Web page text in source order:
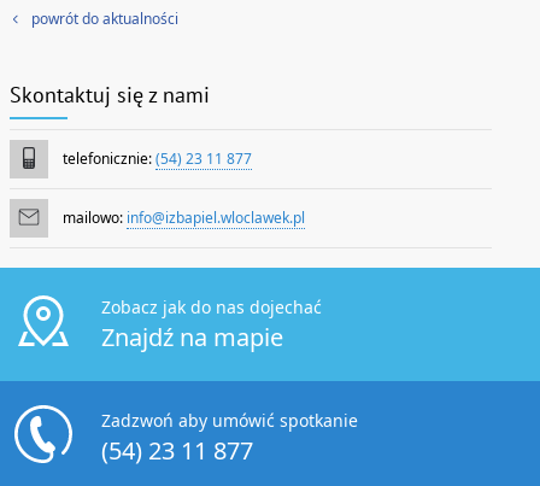
powrót do aktualności
Skontaktuj się z nami
telefonicznie:(54) 23 11 877
mailowo: info@izbapiel.wloclawek.pl
Zobacz jak do nas dojechać
Znajdź na mapie
Zadzwoń aby umówić spotkanie
(54) 23 11 877